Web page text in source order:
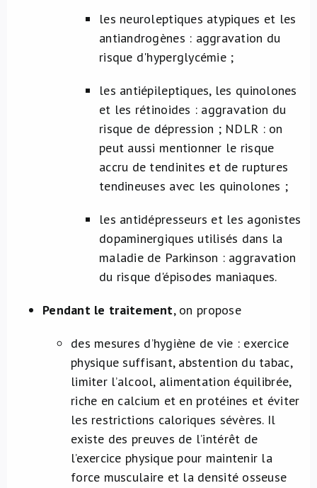
les neuroleptiques atypiques et les
antiandrogènes : aggravation du
risque d'hyperglycémie ;
les antiépileptiques, les quinolones
et les rétinoides : aggravation du
risque de dépression ; NDLR : on
peut aussi mentionner le risque
accru de tendinites et de ruptures
tendineuses avec les quinolones ;
les antidépresseurs et les agonistes
dopaminergiques utilisés dans la
maladie de Parkinson : aggravation
du risque d'épisodes maniaques.
Pendant le traitement, on propose
des mesures d’hygiène de vie : exercice
physique suffisant, abstention du tabac,
limiter l’alcool, alimentation équilibrée,
riche en calcium et en protéines et éviter
les restrictions caloriques sévères. Il
existe des preuves de l’intérêt de
l’exercice physique pour maintenir la
force musculaire et la densité osseuse